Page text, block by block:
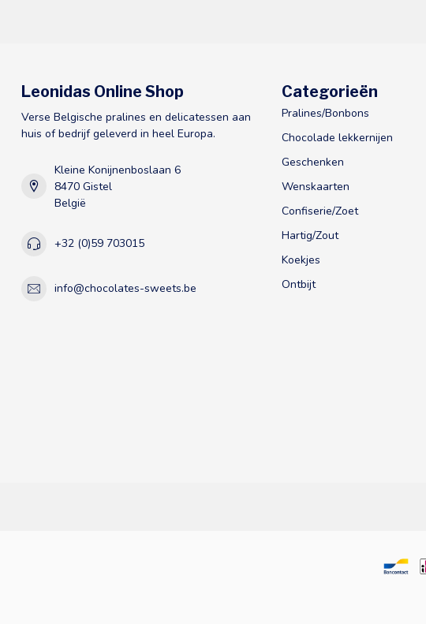
Leonidas Online Shop
Verse Belgische pralines en delicatessen aan
huis of bedrijf geleverd in heel Europa.
Kleine Konijnenboslaan 6
8470 Gistel
België
+32 (0)59 703015
info@chocolates-sweets.be
Categorieën
Pralines/Bonbons
Chocolade lekkernijen
Geschenken
Wenskaarten
Confiserie/Zoet
Hartig/Zout
Koekjes
Ontbijt